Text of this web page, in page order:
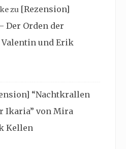
zu [Rezension]
Der Orden der
und Erik
“Nachtkrallen
Ikaria” von Mira
Kellen